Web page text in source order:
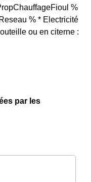
%
% * Electricité
ou en citerne :
par les